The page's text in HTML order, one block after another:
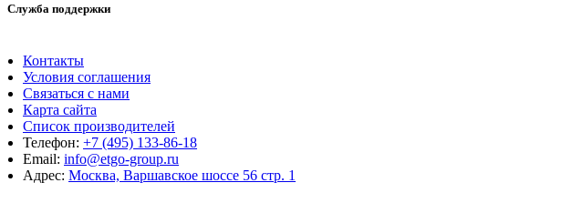
Служба поддержки
Контакты
Условия соглашения
Связаться с нами
Карта сайта
Список производителей
Телефон: +7 (495) 133-86-18
Email: info@etgo-group.ru
Адрес: Москва, Варшавское шоссе 56 стр. 1